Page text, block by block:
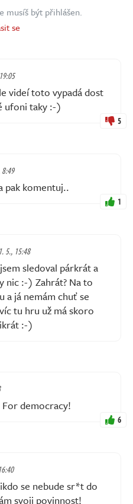
musíš být přihlášen.
se
videí toto vypadá dost
ufoni taky :-)
5
pak komentuj..
1
5., 15:48
sledoval párkrát a
nic :-) Zahrát? Na to
já nemám chuť se
tu hru už má skoro
:-)
democracy!
6
se nebude sr*t do
svoji povinnost!